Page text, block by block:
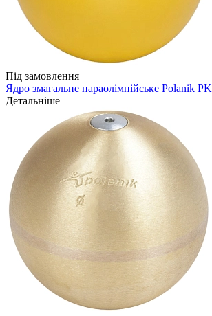
Під замовлення
Ядро змагальне параолімпійське Polanik PK
Детальніше